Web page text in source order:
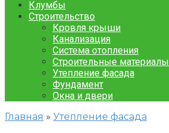
Клумбы
Строительство
Кровля крыши
Канализация
Система отопления
Строительные материалы
Утепление фасада
Фундамент
Окна и двери
Главная » Утепление фасада